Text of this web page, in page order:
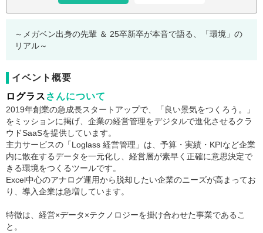
～メガベン出身の先輩 ＆ 25卒新卒が本音で語る、「環境」の
リアル～
イベント概要
ログラス さんについて
2019年創業の急成長スタートアップで、「良い景気をつくろう。」
をミッションに掲げ、企業の経営管理をデジタルで進化させるクラ
ウドSaaSを提供しています。
主力サービスの「Loglass 経営管理」は、予算・実績・KPIなど企業
内に散在するデータを一元化し、経営層が素早く正確に意思決定で
きる環境をつくるツールです。
Excel中心のアナログ運用から脱却したい企業のニーズが高まってお
り、導入企業は急増しています。
特徴は、経営×データ×テクノロジーを掛け合わせた事業であるこ
と。